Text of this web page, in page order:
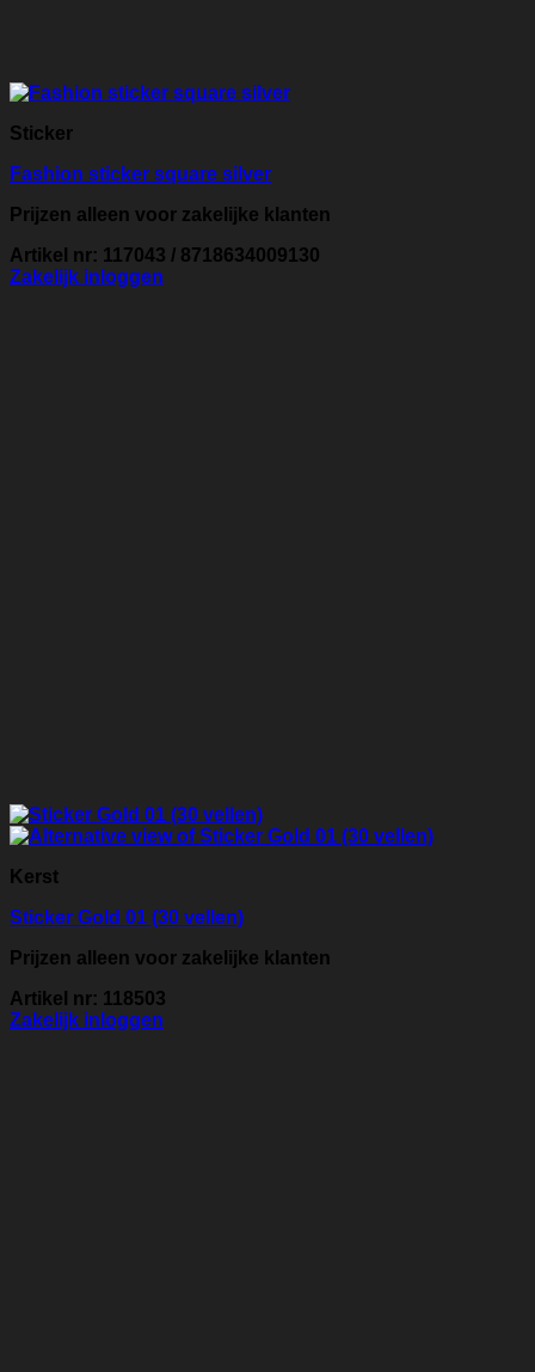
Sticker
Fashion sticker square silver
Prijzen alleen voor zakelijke klanten
Artikel nr: 117043 / 8718634009130
Zakelijk inloggen
Kerst
Sticker Gold 01 (30 vellen)
Prijzen alleen voor zakelijke klanten
Artikel nr: 118503
Zakelijk inloggen